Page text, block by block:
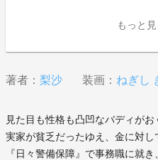
著者： 梨沙 装画： ねぎし
見た目も性格も凸凹なバディが
実家が貧乏だったゆえ、金に対
『日々警備保障』で事務職に就